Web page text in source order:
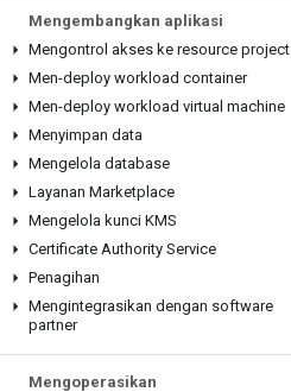
Mengembangkan aplikasi
Mengontrol akses ke resource project
Men-deploy workload container
Men-deploy workload virtual machine
Menyimpan data
Mengelola database
Layanan Marketplace
Mengelola kunci KMS
Certificate Authority Service
Penagihan
Mengintegrasikan dengan software
partner
Mengoperasikan